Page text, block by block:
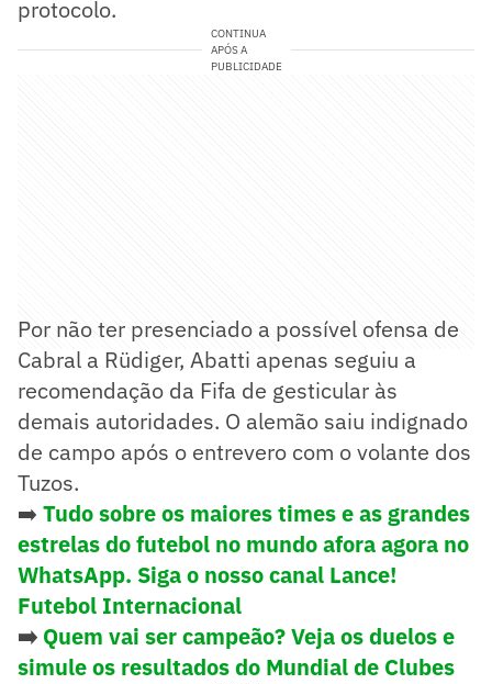
protocolo.
CONTINUA
APÓS A
PUBLICIDADE
Por não ter presenciado a possível ofensa de
Cabral a Rüdiger, Abatti apenas seguiu a
recomendação da Fifa de gesticular às
demais autoridades. O alemão saiu indignado
de campo após o entrevero com o volante dos
Tuzos.
➡️ Tudo sobre os maiores times e as grandes
estrelas do futebol no mundo afora agora no
WhatsApp. Siga o nosso canal Lance!
Futebol Internacional
➡️ Quem vai ser campeão? Veja os duelos e
simule os resultados do Mundial de Clubes